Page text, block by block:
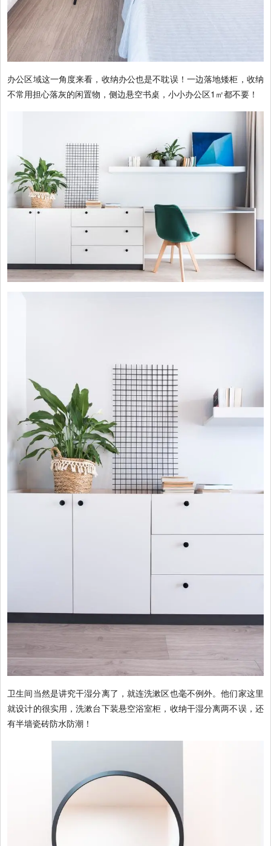
办公区域这一角度来看，收纳办公也是不耽误！一边落地矮柜，收纳
不常用担心落灰的闲置物，侧边悬空书桌，小小办公区1㎡都不要！
卫生间当然是讲究干湿分离了，就连洗漱区也毫不例外。他们家这里
就设计的很实用，洗漱台下装悬空浴室柜，收纳干湿分离两不误，还
有半墙瓷砖防水防潮！